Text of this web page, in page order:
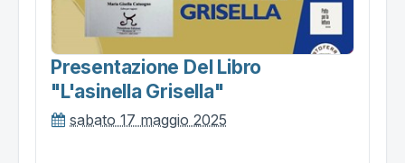
Presentazione Del Libro
"l'asinella Grisella"
sabato 17 maggio 2025